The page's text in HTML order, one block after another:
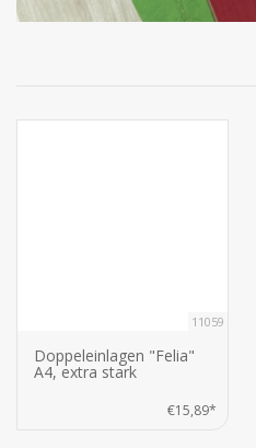
11059
Doppeleinlagen "Felia"
A4, extra stark
€15,89*